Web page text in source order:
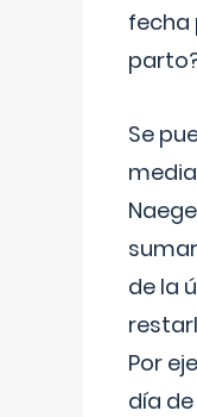
fecha
Se
de la
Por
día